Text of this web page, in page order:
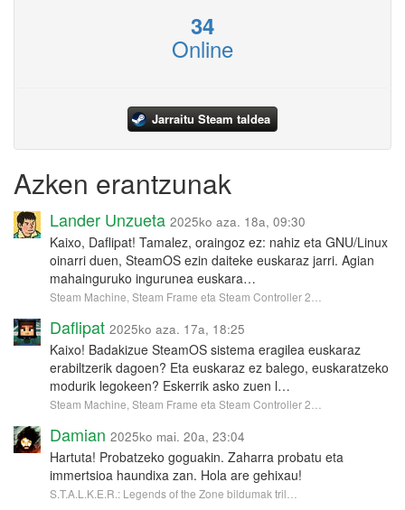
34
Online
Jarraitu Steam taldea
Azken erantzunak
Lander Unzueta 2025ko aza. 18a, 09:30
Kaixo, Daflipat! Tamalez, oraingoz ez: nahiz eta GNU/Linux
oinarri duen, SteamOS ezin daiteke euskaraz jarri. Agian
mahainguruko ingurunea euskara…
Steam Machine, Steam Frame eta Steam Controller 2…
Daflipat 2025ko aza. 17a, 18:25
Kaixo! Badakizue SteamOS sistema eragilea euskaraz
erabiltzerik dagoen? Eta euskaraz ez balego, euskaratzeko
modurik legokeen? Eskerrik asko zuen l…
Steam Machine, Steam Frame eta Steam Controller 2…
Damian 2025ko mai. 20a, 23:04
Hartuta! Probatzeko goguakin. Zaharra probatu eta
immertsioa haundixa zan. Hola are gehixau!
S.T.A.L.K.E.R.: Legends of the Zone bildumak tril…